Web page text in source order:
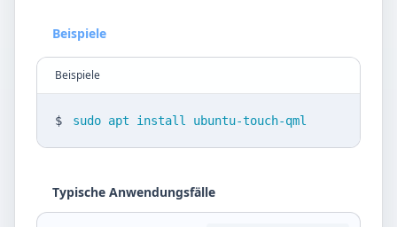
Beispiele
Beispiele
$ sudo apt install ubuntu-touch-qml
Typische Anwendungsfälle